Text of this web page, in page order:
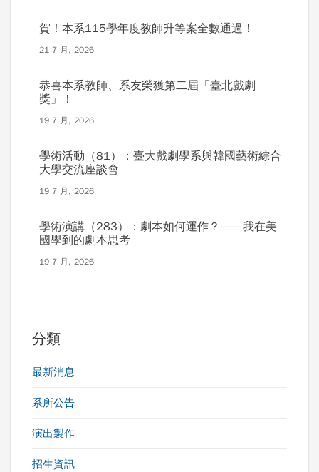
賀！本系115學年度教師升等案全數通過！
21 7 月, 2026
恭喜本系教師、系友榮獲第二屆「臺北戲劇
獎」！
19 7 月, 2026
學術活動（81）：臺大戲劇學系與韓國藝術綜合
大學交流座談會
19 7 月, 2026
學術演講（283）：劇本如何運作？——我在美
國學到的劇本思考
19 7 月, 2026
分類
最新消息
系所公告
演出製作
招生資訊